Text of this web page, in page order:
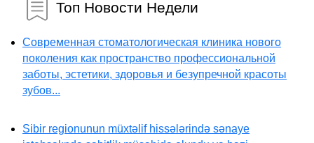
Топ Новости Недели
Современная стоматологическая клиника нового
поколения как пространство профессиональной
заботы, эстетики, здоровья и безупречной красоты
зубов...
Sibir regionunun müxtəlif hissələrində sənaye